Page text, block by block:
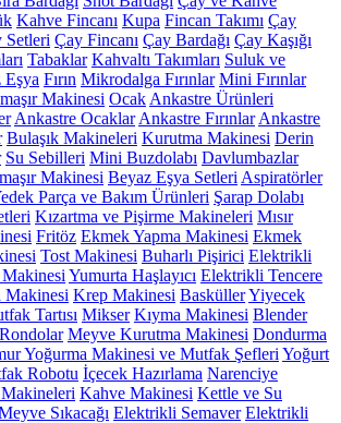
Kahve Fincanı Kupa Fincan Takımı Çay
Setleri Çay Fincanı Çay Bardağı Çay Kaşığı
Tabaklar Kahvaltı Takımları Suluk ve
Eşya Fırın Mikrodalga Fırınlar Mini Fırınlar
Makinesi Ocak Ankastre Ürünleri
Ankastre Ocaklar Ankastre Fırınlar Ankastre
Bulaşık Makineleri Kurutma Makinesi Derin
Su Sebilleri Mini Buzdolabı Davlumbazlar
Makinesi Beyaz Eşya Setleri Aspiratörler
Parça ve Bakım Ürünleri Şarap Dolabı
Kızartma ve Pişirme Makineleri Mısır
Fritöz Ekmek Yapma Makinesi Ekmek
Tost Makinesi Buharlı Pişirici Elektrikli
Yumurta Haşlayıcı Elektrikli Tencere
Makinesi Krep Makinesi BasküllerYiyecek
Tartısı Mikser Kıyma Makinesi Blender
Meyve Kurutma Makinesi Dondurma
Yoğurma Makinesi ve Mutfak Şefleri Yoğurt
Robotu İçecek Hazırlama Narenciye
Kahve Makinesi Kettle ve Su
Sıkacağı Elektrikli Semaver Elektrikli